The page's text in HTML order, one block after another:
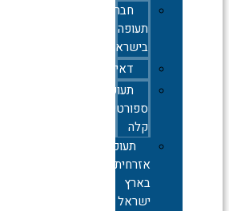
חברות
תעופה
בישראל
דאייה
תעופה
ספורטיבית
קלה
תעופה
אזרחית
בארץ
ישראל